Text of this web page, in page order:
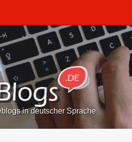
in deutscher Sprache